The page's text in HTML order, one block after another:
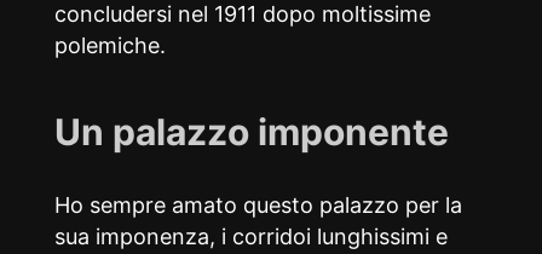
concludersi nel 1911 dopo moltissime
polemiche.
Un palazzo imponente
Ho sempre amato questo palazzo per la
sua imponenza, i corridoi lunghissimi e